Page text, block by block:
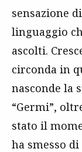
sensazione
linguaggio
ascolti.
circonda in
nasconde la
“Germi”,
stato il
ha smesso